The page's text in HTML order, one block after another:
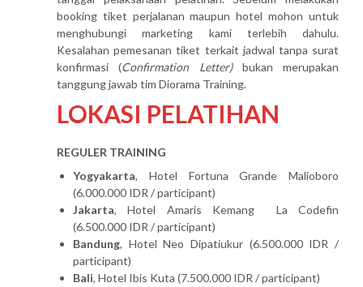
booking tiket perjalanan maupun hotel mohon untuk
menghubungi marketing kami terlebih dahulu.
Kesalahan pemesanan tiket terkait jadwal tanpa surat
konfirmasi (Confirmation Letter)bukan merupakan
tanggung jawab tim Diorama Training.
LOKASI PELATIHAN
REGULER TRAINING
Yogyakarta, Hotel Fortuna Grande Malioboro
(6.000.000 IDR / participant)
Jakarta, Hotel Amaris Kemang La Codefin
(6.500.000 IDR / participant)
Bandung, Hotel Neo Dipatiukur (6.500.000 IDR /
participant)
Bali, Hotel Ibis Kuta (7.500.000 IDR / participant)